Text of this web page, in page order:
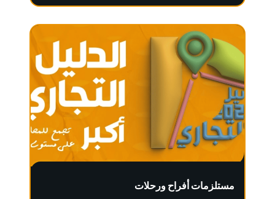
مستلزمات أفراح ورحلات